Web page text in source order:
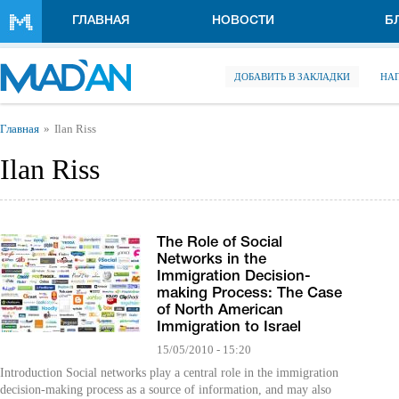
ГЛАВНАЯ НОВОСТИ
ДОБАВИТЬ В ЗАКЛАДКИ
Вы здесь
Главная Ilan Riss
Ilan Riss
The Role of Social
Networks in the
Immigration Decision-
making Process: The Case
of North American
Immigration to Israel
15/05/2010 - 15:20
Introduction Social networks play a central role in the immigration
decision-making process as a source of information, and may also